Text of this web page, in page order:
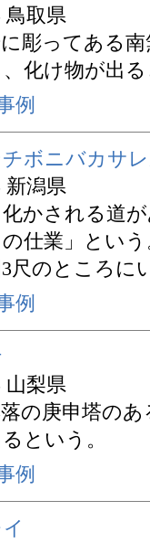
鳥取県
彫ってある
化け物が出
例
チボニバカサ
新潟県
かされる道
仕業」とい
尺のところに
例
山梨県
の庚申塔の
という。
例